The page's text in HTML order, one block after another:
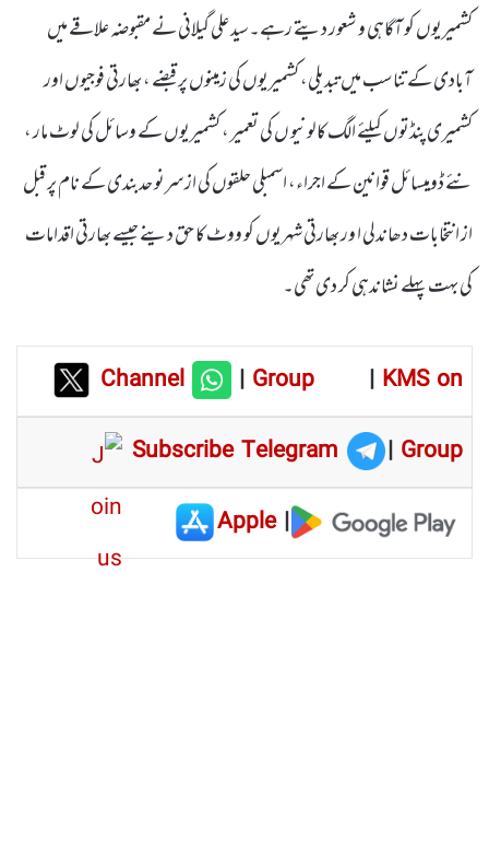
کشمیریوں کو آگاہی و شعور دیتے رہے۔سید علی گیلانی نے مقبوضہ علاقے میں
آبادی کے تناسب میں تبدیلی، کشمیریوں کی زمینوں پر قبضے ، بھارتی فوجیوں اور
کشمیری پنڈتوں کیلئے الگ کالونیو ں کی تعمیر ، کشمیریوں کے وسائل کی لوٹ مار ،
نئے ڈومیسائل قوانین کے اجراء، اسمبلی حلقوں کی از سرنو حدبندی کے نام پر قبل
از انتخابات دھاندلی ا ور بھارتی شہریوں کو ووٹ کا حق دینے جیسے بھارتی اقدامات
کی بہت پہلے نشاندہی کر دی تھی۔
Channel |Group | KMS on
Subscribe Telegram
| Group
|
Apple